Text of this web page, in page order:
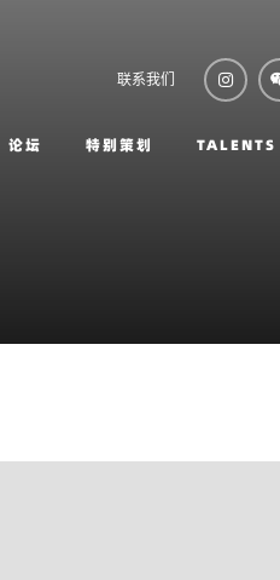
联系我们
论坛 特别策划 TALENTS